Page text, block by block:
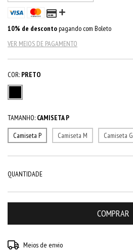
10% de descontopagando com Boleto
VER MEIOS DE PAGAMENTO
COR: PRETO
TAMANHO: CAMISETA P
Camiseta P
Camiseta M Camiseta G
QUANTIDADE
Entregas para o CEP:
Meios de envio